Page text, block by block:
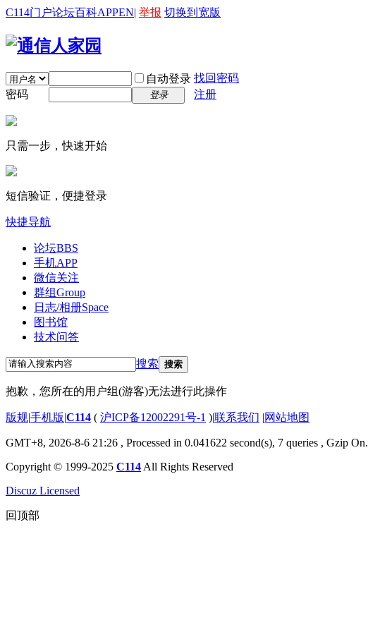
C114门户论坛百科APPEN| 举报 切换到宽版
自动登录 找回密码
密码
登录 注册
只需一步，快速开始
短信验证，便捷登录
快捷导航
论坛BBS
手机APP
微信关注
群组Group
日志/相册Space
图书馆
技术问答
搜索 搜索
抱歉，您所在的用户组(游客)无法进行此操作
版规|手机版|C114 ( 沪ICP备12002291号-1 )|联系我们 |网站地图
GMT+8, 2026-8-6 21:26 , Processed in 0.041622 second(s), 7 queries , Gzip On.
Copyright © 1999-2025 C114 All Rights Reserved
Discuz Licensed
回顶部